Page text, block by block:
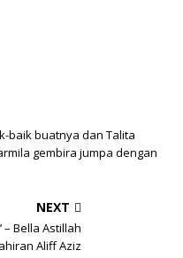
baik buatnya dan Talita
gembira jumpa dengan
NEXT
– Bella Astillah
Aliff Aziz